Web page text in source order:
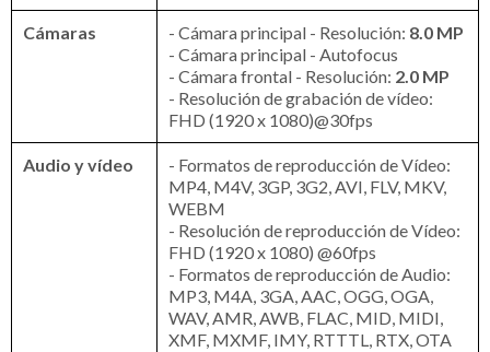
Cámaras - Cámara principal - Resolución: 8.0 MP
- Cámara principal - Autofocus
- Cámara frontal - Resolución: 2.0 MP
- Resolución de grabación de vídeo:
FHD (1920 x 1080)@30fps
Audio y vídeo
- Formatos de reproducción de Vídeo:
MP4, M4V, 3GP, 3G2, AVI, FLV, MKV,
WEBM
- Resolución de reproducción de Vídeo:
FHD (1920 x 1080) @60fps
- Formatos de reproducción de Audio:
MP3, M4A, 3GA, AAC, OGG, OGA,
WAV, AMR, AWB, FLAC, MID, MIDI,
XMF, MXMF, IMY, RTTTL, RTX, OTA